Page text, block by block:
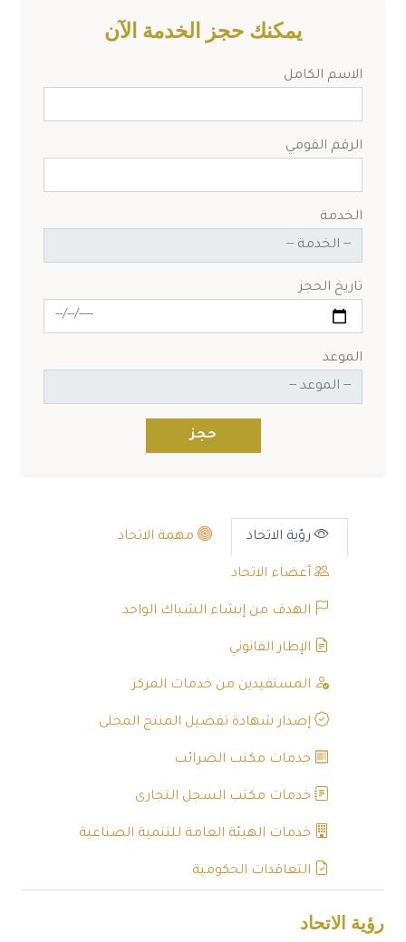
يمكنك حجز الخدمة الآن
الاسم الكامل
الرقم القومي
الخدمة
تاريخ الحجز
الموعد
حجز
رؤية الاتحاد مهمة الاتحاد
أعضاء الاتحاد
الهدف من إنشاء الشباك الواحد
الإطار القانوني
المستفيدين من خدمات المركز
إصدار شهادة تفضيل المنتج المحلى
خدمات مكتب الضرائب
خدمات مكتب السجل التجارى
خدمات الهيئة العامة للتنمية الصناعية
التعاقدات الحكومية
رؤية الاتحاد